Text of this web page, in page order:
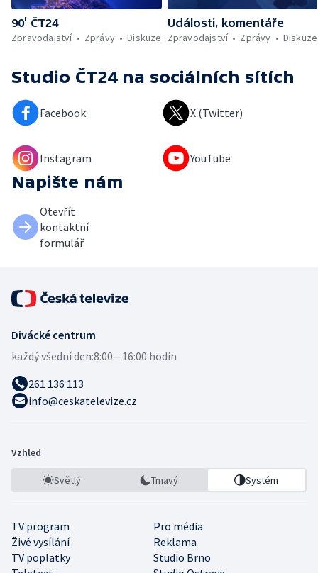
90’ ČT24
Zpravodajství
Zprávy Diskuze
Události, komentáře
Zpravodajství
Zprávy Diskuze
Studio ČT24 na sociálních sítích
Facebook X (Twitter)
Instagram YouTube
Napište nám
Otevřít
kontaktní
formulář
Divácké centrum
každý všední den:8:00—16:00 hodin
261 136 113
info@ceskatelevize.cz
Vzhled
Světlý Tmavý Systém
TV program
Pro média
Živé vysílání
Reklama
TV poplatky
Studio Brno